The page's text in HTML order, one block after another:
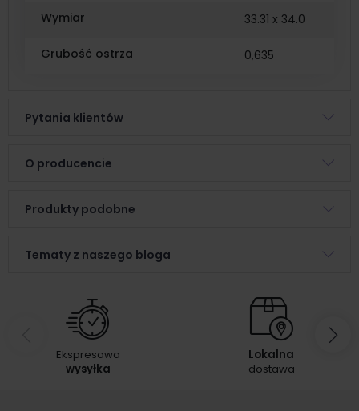
Wymiar 33.31 x 34.0
Grubość ostrza 0,635
Pytania klientów
O producencie
Produkty podobne
Tematy z naszego bloga
Ekspresowa
wysyłka
Lokalna
dostawa